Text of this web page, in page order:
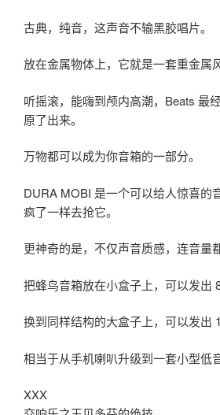
古典，纯音，这声音不输黑胶唱片。
放在金属物体上，它就是一套重金属风
听摇滚，能嗨到颅内高潮，Beats 最
原了出来。
万物都可以成为你音箱的一部分。
DURA MOBI 是一个可以给人惊喜的
疯了一样去抢它。
更神奇的是，不仅声音质感，连音量
把蜂鸟音箱放在小盒子上，可以发出
换到同样结构的大盒子上，可以发出
相当于从手机喇叭升级到一套小型低
XXX